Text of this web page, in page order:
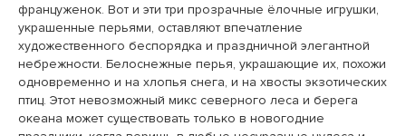
француженок. Вот и эти три прозрачные ёлочные игрушки,
украшенные перьями, оставляют впечатление
художественного беспорядка и праздничной элегантной
небрежности. Белоснежные перья, украшающие их, похожи
одновременно и на хлопья снега, и на хвосты экзотических
птиц. Этот невозможный микс северного леса и берега
океана может существовать только в новогодние